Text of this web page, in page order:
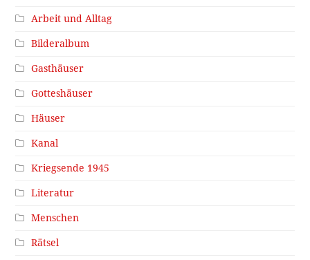
Arbeit und Alltag
Bilderalbum
Gasthäuser
Gotteshäuser
Häuser
Kanal
Kriegsende 1945
Literatur
Menschen
Rätsel